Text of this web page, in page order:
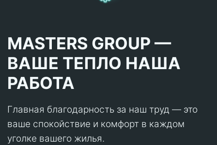
MASTERS GROUP —
ВАШЕ ТЕПЛО НАША
РАБОТА
Главная благодарность за наш труд — это
ваше спокойствие и комфорт в каждом
уголке вашего жилья.